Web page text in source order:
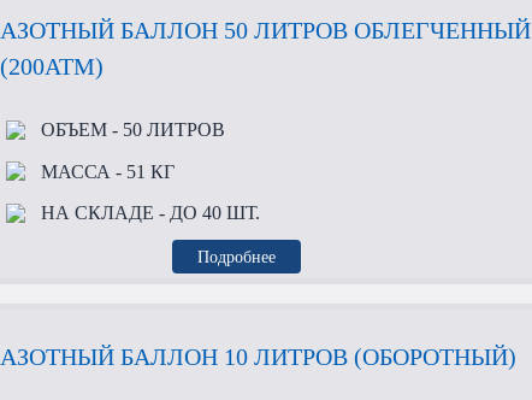
АЗОТНЫЙ БАЛЛОН 50 ЛИТРОВ ОБЛЕГЧЕННЫЙ
(200АТМ)
ОБЪЕМ- 50 ЛИТРОВ
МАССА - 51 КГ
НА СКЛАДЕ - ДО 40 ШТ.
Подробнее
АЗОТНЫЙ БАЛЛОН 10 ЛИТРОВ (ОБОРОТНЫЙ)